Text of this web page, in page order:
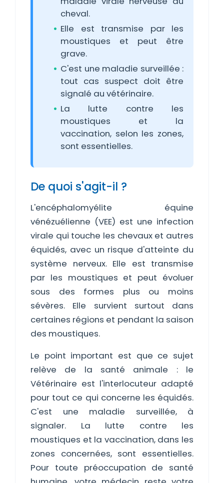
cheval.
Elle est transmise par les
moustiques et peut être
grave.
C'est une maladie surveillée :
tout cas suspect doit être
signalé au vétérinaire.
La lutte contre les
moustiques et la
vaccination, selon les zones,
sont essentielles.
De quoi s'agit-il ?
L'encéphalomyélite équine
vénézuélienne (VEE) est une infection
virale qui touche les chevaux et autres
équidés, avec un risque d'atteinte du
système nerveux. Elle est transmise
par les moustiques et peut évoluer
sous des formes plus ou moins
sévères. Elle survient surtout dans
certaines régions et pendant la saison
des moustiques.
Le point important est que ce sujet
relève de la santé animale : le
Vétérinaire est l'interlocuteur adapté
pour tout ce qui concerne les équidés.
C'est une maladie surveillée, à
signaler. La lutte contre les
moustiques et la vaccination, dans les
zones concernées, sont essentielles.
Pour toute préoccupation de santé